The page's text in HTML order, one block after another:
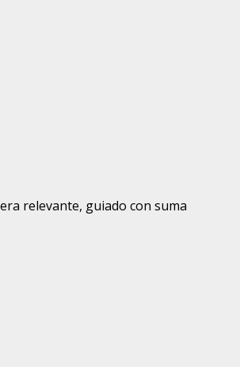
relevante, guiado con suma